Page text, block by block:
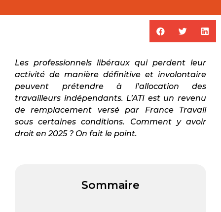
Les professionnels libéraux qui perdent leur
activité de manière définitive et involontaire
peuvent prétendre à l’allocation des
travailleurs indépendants. L’ATI est un revenu
de remplacement versé par France Travail
sous certaines conditions. Comment y avoir
droit en 2025 ? On fait le point.
Sommaire